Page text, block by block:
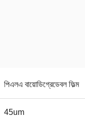
পিএলএ বায়োডিগ্রেডেবল ফিল্ম
45um